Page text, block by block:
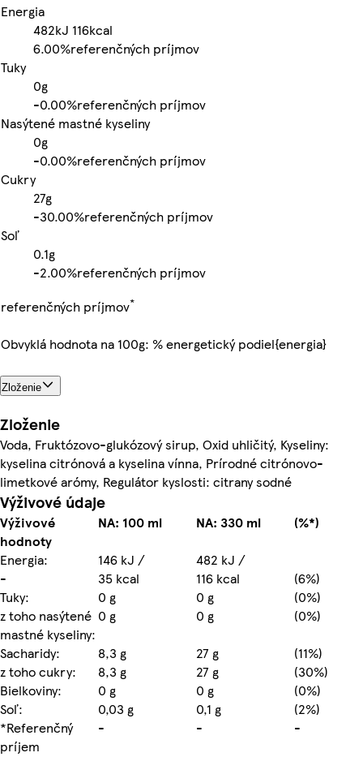
Energia
482kJ 116kcal
6.00%referenčných príjmov
Tuky
0g
-0.00%referenčných príjmov
Nasýtené mastné kyseliny
0g
-0.00%referenčných príjmov
Cukry
27g
-30.00%referenčných príjmov
Soľ
0.1g
-2.00%referenčných príjmov
referenčných príjmov*
Obvyklá hodnota na 100g: % energetický podiel{energia}
Zloženie
Zloženie
Voda, Fruktózovo-glukózový sirup, Oxid uhličitý, Kyseliny:
kyselina citrónová a kyselina vínna, Prírodné citrónovo-
limetkové arómy, Regulátor kyslosti: citrany sodné
Výživové údaje
Výživové
hodnoty
NA: 100 ml NA: 330 ml
(%*)
Energia:
146 kJ /
482 kJ /
-
35 kcal 116 kcal
(6%)
Tuky:
0 g 0 g
(0%)
z toho nasýtené
mastné kyseliny:
0 g 0 g
(0%)
Sacharidy:
8,3 g 27 g
(11%)
z toho cukry:
8,3 g 27 g
(30%)
Bielkoviny:
0 g 0 g
(0%)
Soľ:
0,03 g 0,1 g
(2%)
*Referenčný
príjem
- - -